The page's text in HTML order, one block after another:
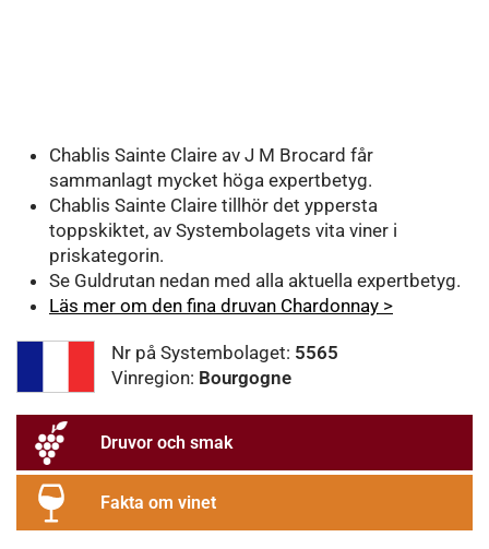
Chablis Sainte Claire av J M Brocard får
sammanlagt mycket höga expertbetyg.
Chablis Sainte Claire tillhör det yppersta
toppskiktet, av Systembolagets vita viner i
priskategorin.
Se Guldrutan nedan med alla aktuella expertbetyg.
Läs mer om den fina druvan Chardonnay >
Nr på Systembolaget: 5565
Vinregion: Bourgogne
Druvor och smak
Fakta om vinet